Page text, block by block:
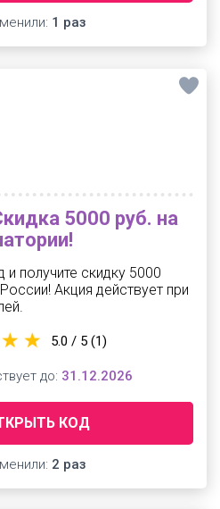
1 раз
5000 руб. на
и получите скидку 5000
Акция действует при
КОД
2 раз
5.0 / 5 (1)
до: 31.12.2026